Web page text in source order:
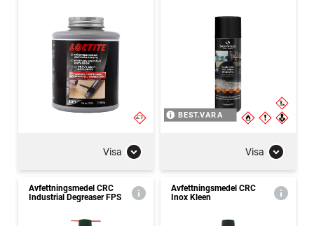
Visa
BEST.VARA
Visa
Avfettningsmedel CRC
Industrial Degreaser FPS
Avfettningsmedel CRC
Inox Kleen